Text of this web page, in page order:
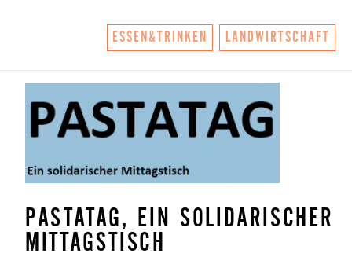
ESSEN&TRINKEN LANDWIRTSCHAFT
PASTATAG, EIN SOLIDARISCHER
MITTAGSTISCH